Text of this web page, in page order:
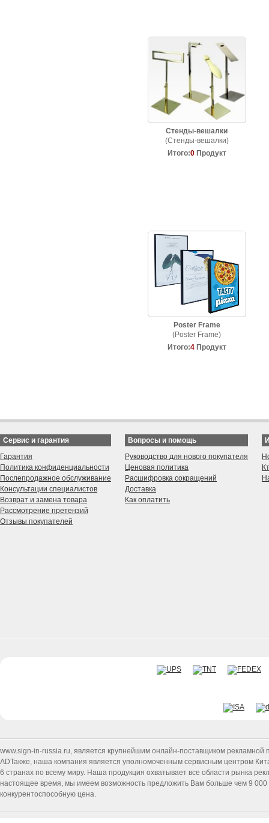
Стенды-вешалки
(Стенды-вешалки)
Итого:0 Продукт
Poster Frame
(Poster Frame)
Итого:4 Продукт
Сервис и гарантия
Гарантия
Политика конфиденциальности
Послепродажное обслуживание
Консультации специалистов
Возврат и замена товара
Рассмотрение претензий
Отзывы покупателей
Вопросы и помощь
Руководство для нового покупателя
Ценовая политика
Расшифровка сокращений
Доставка
Как оплатить
www.sign-in-russia.ru, является крупнейшим онлайн-поставщиком рекламной
ADТакже, наша компания является уполномоченным сервисным центром
6 странах по всему миру. Наша продукция охватывает все области рынка
настоящее время, мы имеем возможность предложить Вам больше чем 9 000
конкурентоспособную цена.